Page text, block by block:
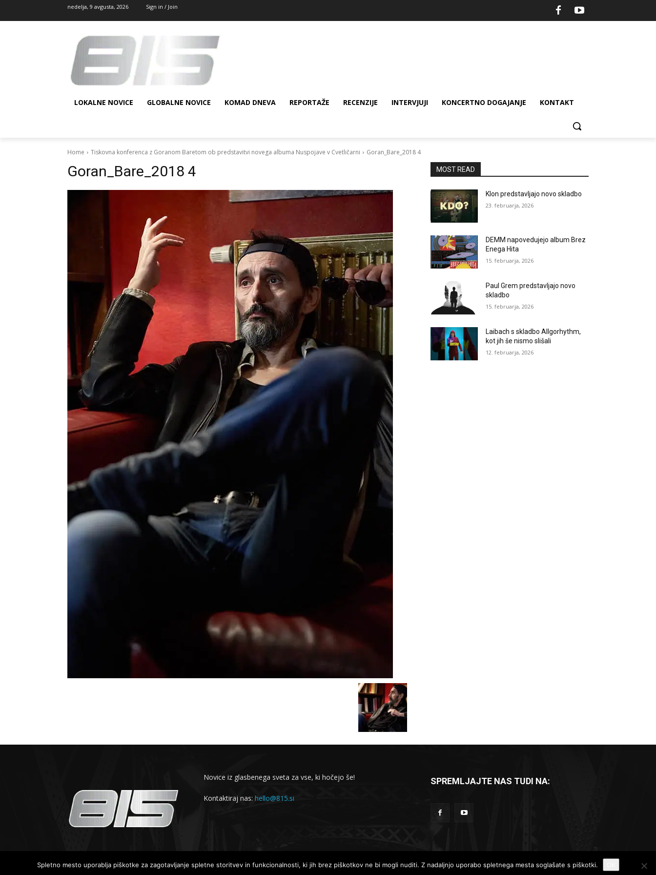
nedelja, 9 avgusta, 2026 Sign in / Join
LOKALNE NOVICE GLOBALNE NOVICE KOMAD DNEVA REPORTAŽE RECENZIJE INTERVJUJI KONCERTNO DOGAJANJE KONTAKT
Home Tiskovna konferenca z Goranom Baretom ob predstavitvi novega albuma Nuspojave v Cvetličarni Goran_Bare_2018 4
Goran_Bare_2018 4 MOST READ
Klon predstavljajo novo skladbo
23. februarja, 2026
DEMM napovedujejo album Brez
Enega Hita
15. februarja, 2026
Paul Grem predstavljajo novo
skladbo
15. februarja, 2026
Laibach s skladbo Allgorhythm,
kot jih še nismo slišali
12. februarja, 2026
Novice iz glasbenega sveta za vse, ki hočejo še!
Kontaktiraj nas: hello@815.si
SPREMLJAJTE NAS TUDI NA:
© 2019-2025 - 815.si Lokalne novice Globalne novice Komad dneva Reportaže
Recenzije
Koncertno dogajanje Kontakt
Spletno mesto uporablja piškotke za zagotavljanje spletne storitvev in funkcionalnosti, ki jih brez piškotkov ne bi mogli nuditi. Z nadaljnjo uporabo spletnega mesta soglašate s piškotki.